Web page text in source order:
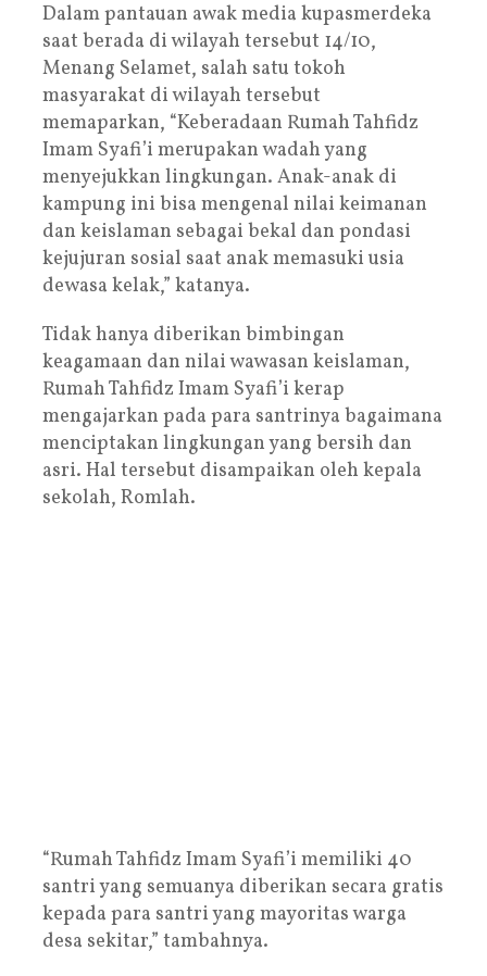
Dalam pantauan awak media kupasmerdeka
saat berada di wilayah tersebut 14/10,
Menang Selamet, salah satu tokoh
masyarakat di wilayah tersebut
memaparkan, “Keberadaan Rumah Tahfidz
Imam Syafi’i merupakan wadah yang
menyejukkan lingkungan. Anak-anak di
kampung ini bisa mengenal nilai keimanan
dan keislaman sebagai bekal dan pondasi
kejujuran sosial saat anak memasuki usia
dewasa kelak,” katanya.
Tidak hanya diberikan bimbingan
keagamaan dan nilai wawasan keislaman,
Rumah Tahfidz Imam Syafi’i kerap
mengajarkan pada para santrinya bagaimana
menciptakan lingkungan yang bersih dan
asri. Hal tersebut disampaikan oleh kepala
sekolah, Romlah.
“Rumah Tahfidz Imam Syafi’i memiliki 40
santri yang semuanya diberikan secara gratis
kepada para santri yang mayoritas warga
desa sekitar,” tambahnya.